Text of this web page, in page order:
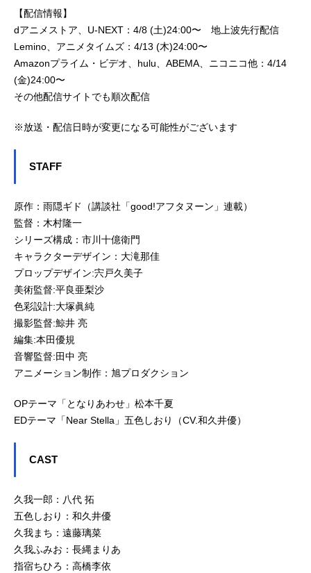
【配信情報】
dアニメストア、U-NEXT：4/8 (土)24:00〜 地上波先行配信
Lemino、アニメタイムズ：4/13 (木)24:00〜
Amazonプライム・ビデオ、hulu、ABEMA、ニコニコ他：4/14
(金)24:00〜
その他配信サイトでも順次配信
※放送・配信日時が変更になる可能性がございます
STAFF
原作：雨隠ギド（講談社「good!アフタヌーン」連載）
監督：木村隆一
シリーズ構成：市川十億衛門
キャラクターデザイン：大滝那佳
プロップデザイン:宍戸久美子
美術監督:平良亜梨沙
色彩設計:大塚眞純
撮影監督:鯨井 亮
編集:本田優規
音響監督:田中 亮
アニメーション制作：旭プロダクション
OPテーマ「となりあわせ」松本千夏
EDテーマ「Near Stella」五色しおり（CV.和久井優）
CAST
久我一郎：八代 拓
五色しおり：和久井優
久我まち：遠藤璃菜
久我ふみお：長縄まりあ
指宿ちひろ：高橋李依